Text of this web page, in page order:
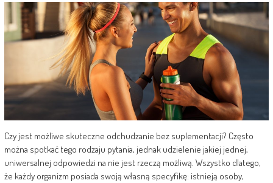
Czy jest możliwe skuteczne odchudzanie bez suplementacji? Często
można spotkać tego rodzaju pytania, jednak udzielenie jakiej jednej,
uniwersalnej odpowiedzi na nie jest rzeczą możliwą. Wszystko dlatego,
że każdy organizm posiada swoją własną specyfikę: istnieją osoby,